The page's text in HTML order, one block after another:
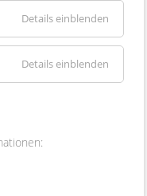
Details einblenden
Details einblenden